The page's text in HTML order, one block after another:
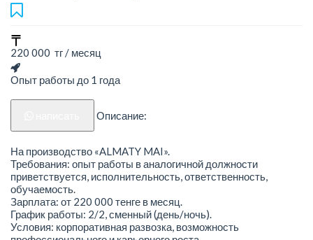
220 000 тг / месяц
Опыт работы до 1 года
Описание:
На производство «ALMATY MAI».
Требования: опыт работы в аналогичной должности
приветствуется, исполнительность, ответственность,
обучаемость.
Зарплата: от 220 000 тенге в месяц.
График работы: 2/2, сменный (день/ночь).
Условия: корпоративная развозка, возможность